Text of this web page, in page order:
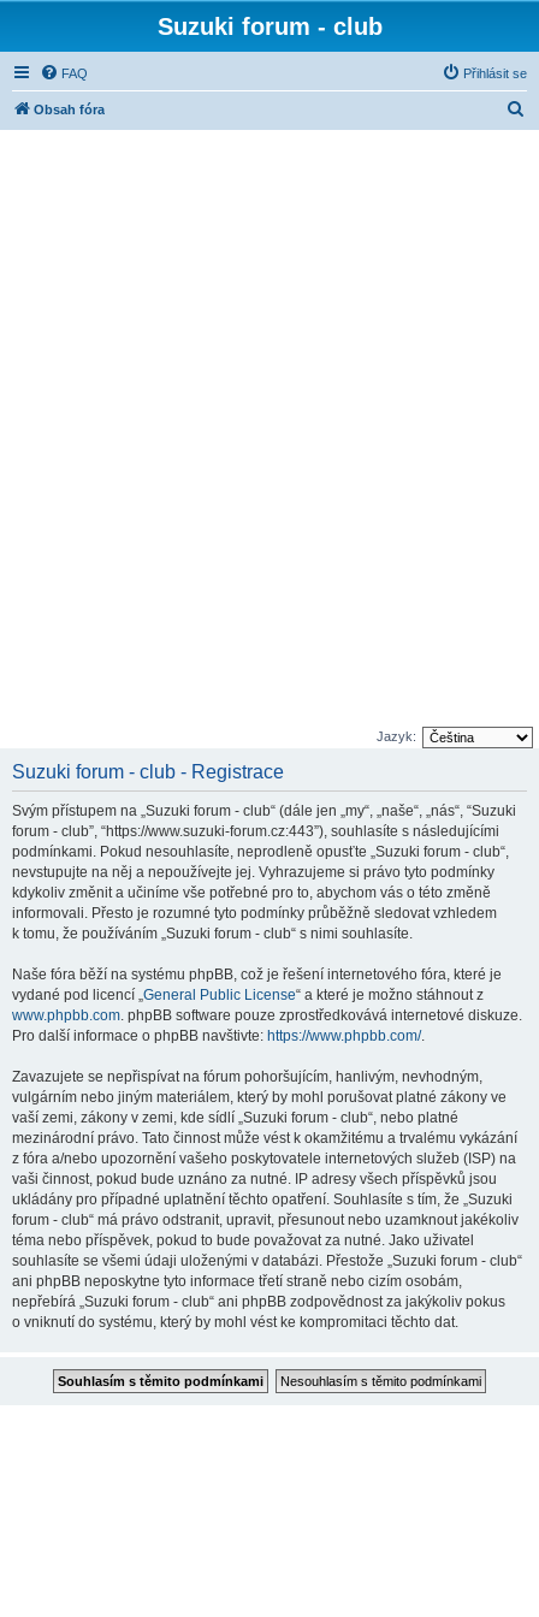
Suzuki forum - club
FAQ Přihlásit se
Obsah fóra
Jazyk:
Suzuki forum - club - Registrace
Svým přístupem na „Suzuki forum - club“ (dále jen „my“, „naše“, „nás“, “Suzuki
forum - club”, “https://www.suzuki-forum.cz:443”), souhlasíte s následujícími
podmínkami. Pokud nesouhlasíte, neprodleně opusťte „Suzuki forum - club“,
nevstupujte na něj a nepoužívejte jej. Vyhrazujeme si právo tyto podmínky
kdykoliv změnit a učiníme vše potřebné pro to, abychom vás o této změně
informovali. Přesto je rozumné tyto podmínky průběžně sledovat vzhledem
k tomu, že používáním „Suzuki forum - club“ s nimi souhlasíte.
Naše fóra běží na systému phpBB, což je řešení internetového fóra, které je
vydané pod licencí „General Public License“ a které je možno stáhnout z
www.phpbb.com. phpBB software pouze zprostředkovává internetové diskuze.
Pro další informace o phpBB navštivte: https://www.phpbb.com/.
Zavazujete se nepřispívat na fórum pohoršujícím, hanlivým, nevhodným,
vulgárním nebo jiným materiálem, který by mohl porušovat platné zákony ve
vaší zemi, zákony v zemi, kde sídlí „Suzuki forum - club“, nebo platné
mezinárodní právo. Tato činnost může vést k okamžitému a trvalému vykázání
z fóra a/nebo upozornění vašeho poskytovatele internetových služeb (ISP) na
vaši činnost, pokud bude uznáno za nutné. IP adresy všech příspěvků jsou
ukládány pro případné uplatnění těchto opatření. Souhlasíte s tím, že „Suzuki
forum - club“ má právo odstranit, upravit, přesunout nebo uzamknout jakékoliv
téma nebo příspěvek, pokud to bude považovat za nutné. Jako uživatel
souhlasíte se všemi údaji uloženými v databázi. Přestože „Suzuki forum - club“
ani phpBB neposkytne tyto informace třetí straně nebo cizím osobám,
nepřebírá „Suzuki forum - club“ ani phpBB zodpovědnost za jakýkoliv pokus
o vniknutí do systému, který by mohl vést ke kompromitaci těchto dat.